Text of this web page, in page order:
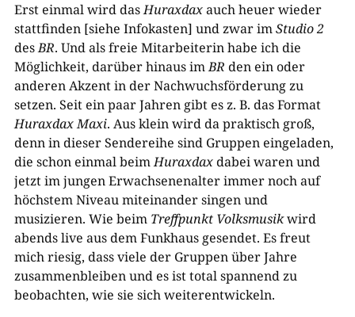
Erst einmal wird dasHuraxdaxauch heuer wieder
stattfinden [siehe Infokasten] und zwar imStudio 2
desBR. Und als freie Mitarbeiterin habe ich die
Möglichkeit, darüber hinaus imBR den ein oder
anderen Akzent in der Nachwuchsförderung zu
setzen. Seit ein paar Jahren gibt es z. B. das Format
Huraxdax Maxi. Aus klein wird da praktisch groß,
denn in dieser Sendereihe sind Gruppen eingeladen,
die schon einmal beimHuraxdaxdabei waren und
jetzt im jungen Erwachsenenalter immer noch auf
höchstem Niveau miteinander singen und
musizieren. Wie beim Treffpunkt Volksmusikwird
abends live aus dem Funkhaus gesendet. Es freut
mich riesig, dass viele der Gruppen über Jahre
zusammenbleiben und es ist total spannend zu
beobachten, wie sie sich weiterentwickeln.